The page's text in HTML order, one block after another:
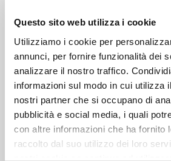
Questo sito web utilizza i cookie
Utilizziamo i cookie per
annunci, per fornire funzionalità dei
analizzare il nostro traffico.
informazioni sul modo in cui utilizza
nostri partner che si occupano di
pubblicità e social media, i quali
con altre informazioni che ha fornito
raccolto dal suo utilizzo dei loro
nostri cookie se continua ad
Maikii
In dotazione cavo di ricarica
dati da 60W